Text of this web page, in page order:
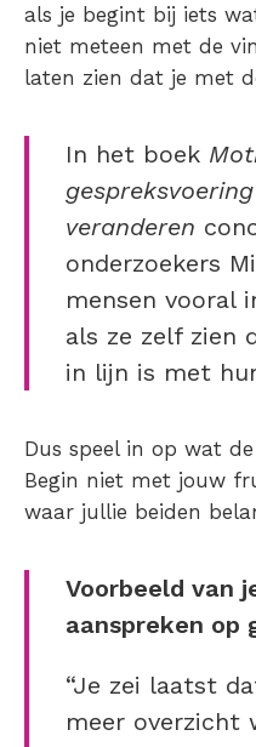
als je begint bij iets
niet meteen met de
laten zien dat je met
In het boek
veranderen
onderzoekers
mensen vooral
als ze zelf zien
in lijn is met
Dus speel in op wat
Begin niet met jouw
waar jullie beiden
Voorbeeld van
aanspreken op
“Je zei laatst
meer overzicht